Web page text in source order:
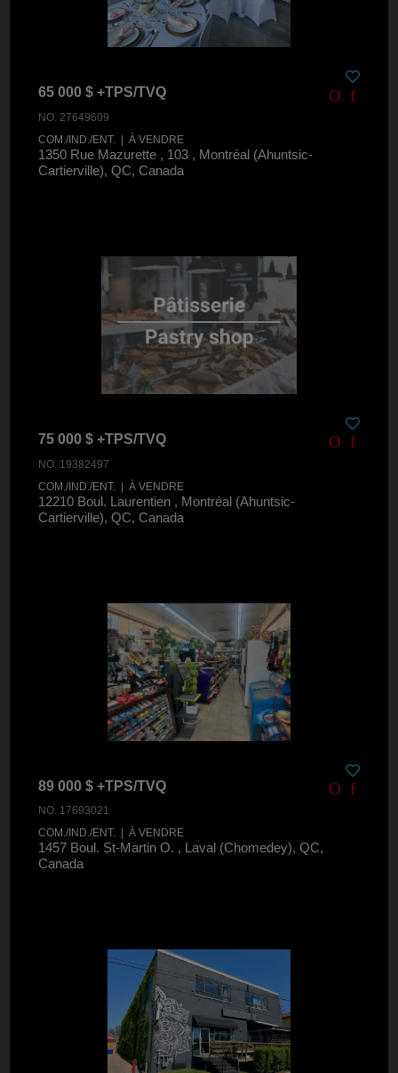
65 000 $ +TPS/TVQ
NO. 27649609
COM./IND./ENT. | À VENDRE
1350 Rue Mazurette , 103 , Montréal (Ahuntsic-
Cartierville), QC, Canada
75 000 $ +TPS/TVQ
NO. 19382497
COM./IND./ENT. | À VENDRE
12210 Boul. Laurentien , Montréal (Ahuntsic-
Cartierville), QC, Canada
89 000 $ +TPS/TVQ
NO. 17693021
COM./IND./ENT. | À VENDRE
1457 Boul. St-Martin O. , Laval (Chomedey), QC,
Canada